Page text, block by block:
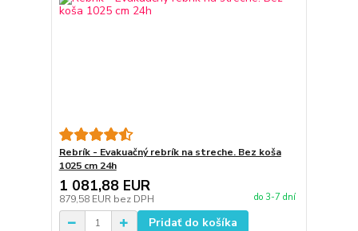
Rebrík - Evakuačný rebrík na streche. Bez koša
1025 cm 24h
1 081,88 EUR
879,58 EUR bez DPH do 3-7 dní
Pridať do košíka